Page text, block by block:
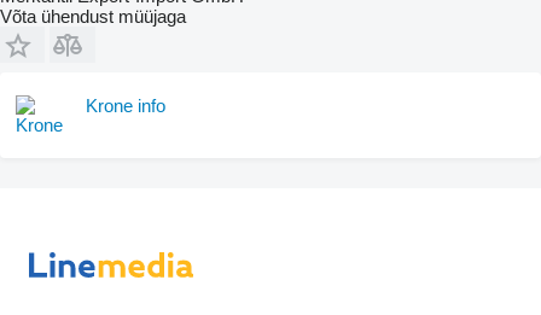
Võta ühendust müüjaga
Krone info